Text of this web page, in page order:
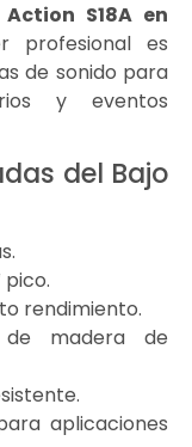
S18A en
profesional es
de sonido para
y eventos
del Bajo
pico.
rendimiento.
de madera de
aplicaciones